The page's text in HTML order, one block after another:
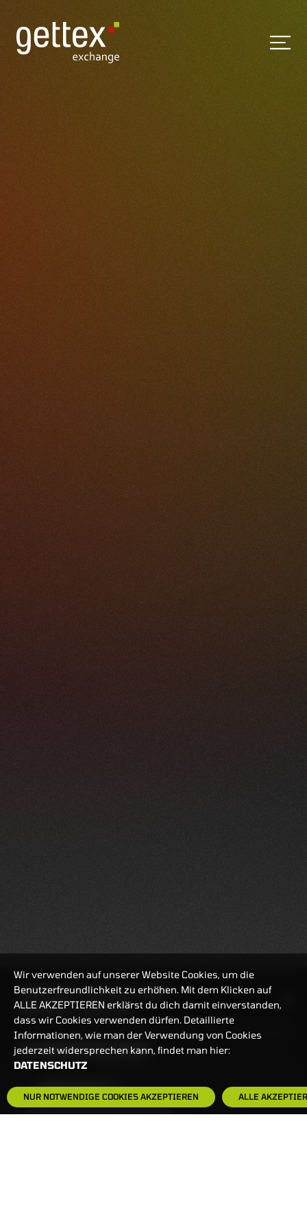
BANKEINSTELLUNGEN
HÄUFIG GESUCHT:
HANDELSZEIT
MO-FR: 7:30-23 UHR
ZERTIFIKATE
8:00-22 UHR
Wir verwenden auf unserer Website Cookies, um die
Benutzerfreundlichkeit zu erhöhen. Mit dem Klicken auf
ALLE AKZEPTIEREN erklärst du dich damit einverstanden,
dass wir Cookies verwenden dürfen. Detaillierte
Informationen, wie man der Verwendung von Cookies
jederzeit widersprechen kann, findet man hier:
DATENSCHUTZ
NUR NOTWENDIGE COOKIES AKZEPTIEREN ALLE